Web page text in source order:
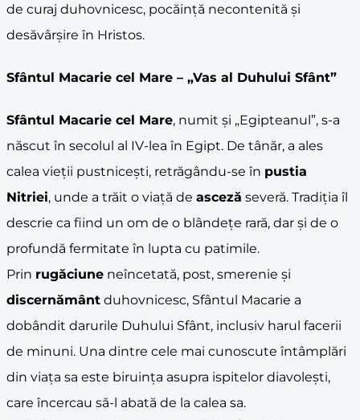
de curaj duhovnicesc, pocăință necontenită și
desăvârșire în Hristos.
Sfântul Macarie cel Mare – „Vas al Duhului Sfânt”
Sfântul Macarie cel Mare, numit și „Egipteanul”, s-a
născut în secolul al IV-lea în Egipt. De tânăr, a ales
calea vieții pustnicești, retrăgându-se în pustia
Nitriei, unde a trăit o viață de asceză severă. Tradiția îl
descrie ca fiind un om de o blândețe rară, dar și de o
profundă fermitate în lupta cu patimile.
Prin rugăciune neîncetată, post, smerenie și
discernământ duhovnicesc, Sfântul Macarie a
dobândit darurile Duhului Sfânt, inclusiv harul facerii
de minuni. Una dintre cele mai cunoscute întâmplări
din viața sa este biruința asupra ispitelor diavolești,
care încercau să-l abată de la calea sa.